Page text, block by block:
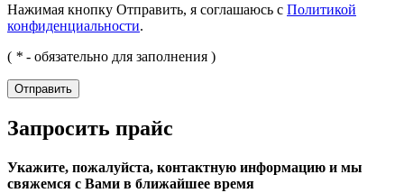
Нажимая кнопку Отправить, я соглашаюсь с Политикой
конфиденциальности.
( * - обязательно для заполнения )
Запросить прайс
Укажите, пожалуйста, контактную информацию и мы
свяжемся с Вами в ближайшее время